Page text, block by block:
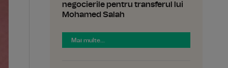
negocierile pentru transferul lui
Mohamed Salah
Mai multe...